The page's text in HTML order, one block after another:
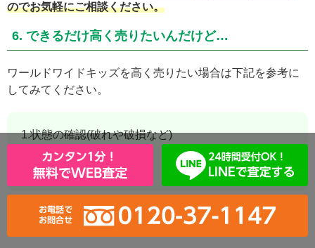
のでお気軽にご相談ください。
6. できるだけ高く売りたいんだけど…
ワールドワイドキッズを高く売りたい場合は下記を参考に
してみてください。
1.状態の確認(破れや破損など)
2.できるだけ早く売る
3.内容物を確認する
ずっと放置していると市場相場は下がってしまいますの
で、整理しようかなと思った時がウリドキです！